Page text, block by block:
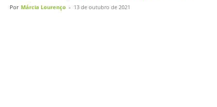
Por Márcia Lourenço - 13 de outubro de 2021